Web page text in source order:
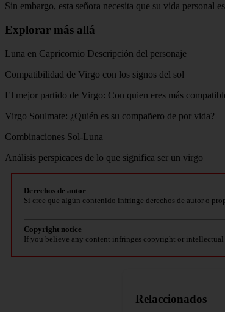
Sin embargo, esta señora necesita que su vida personal
Explorar más allá
Luna en Capricornio Descripción del personaje
Compatibilidad de Virgo con los signos del sol
El mejor partido de Virgo: Con quien eres más
Virgo Soulmate: ¿Quién es su compañero de por vida?
Combinaciones Sol-Luna
Análisis perspicaces de lo que significa ser un virgo
Derechos de autor
Si cree que algún contenido infringe derechos de autor o
Copyright notice
If you believe any content infringes copyright or intellectual
Relaccionados